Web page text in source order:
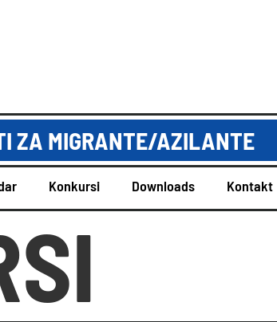
ZA MIGRANTE/AZILANTE
Konkursi Downloads Kontakt